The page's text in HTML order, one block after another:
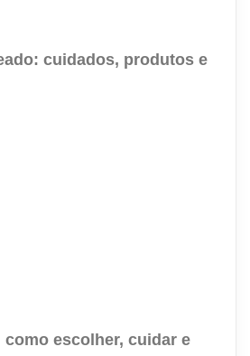
cuidados, produtos e
escolher, cuidar e